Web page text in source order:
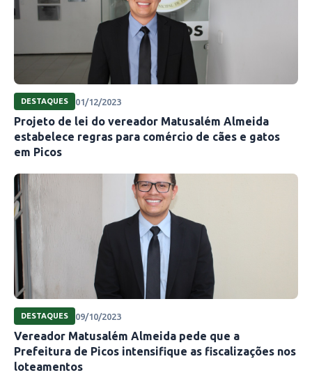
DESTAQUES 01/12/2023
Projeto de lei do vereador Matusalém Almeida
estabelece regras para comércio de cães e gatos
em Picos
DESTAQUES 09/10/2023
Vereador Matusalém Almeida pede que a
Prefeitura de Picos intensifique as fiscalizações nos
loteamentos